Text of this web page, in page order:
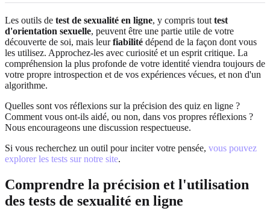
Les outils de test de sexualité en ligne, y compris tout test
d'orientation sexuelle, peuvent être une partie utile de votre
découverte de soi, mais leurfiabilité dépend de la façon dont vous
les utilisez. Approchez-les avec curiosité et un esprit critique. La
compréhension la plus profonde de votre identité viendra toujours de
votre propre introspection et de vos expériences vécues, et non d'un
algorithme.
Quelles sont vos réflexions sur la précision des quiz en ligne ?
Comment vous ont-ils aidé, ou non, dans vos propres réflexions ?
Nous encourageons une discussion respectueuse.
Si vous recherchez un outil pour inciter votre pensée, vous pouvez
explorer les tests sur notre site.
Comprendre la précision et l'utilisation
des tests de sexualité en ligne